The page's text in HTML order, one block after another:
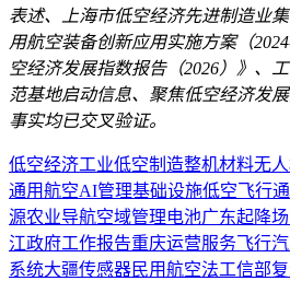
表述、上海市低空经济先进制造业
用航空装备创新应用实施方案（
空经济发展指数报告（2026）》、
范基地启动信息、聚焦低空经济发
事实均已交叉验证。
低空经济工业低空制造整机材料无
通用航空AI管理基础设施低空飞行
源农业导航空域管理电池广东起降场
江政府工作报告重庆运营服务飞行
系统大疆传感器民用航空法工信部